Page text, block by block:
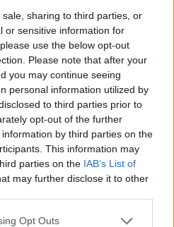
sharing to third parties, or
or sensitive information for
use the below opt-out
Please note that after your
you may continue seeing
personal information utilized by
to third parties prior to
opt-out of the further
by third parties on the
This information may
parties on the IAB’s List of
may further disclose it to other
Opt Outs
την ανάπτυξη
περπάτημα δημιουργεί
σε όλο το σώμα, ειδικά
μυϊκές ομάδες.
προαγωγή μιας
απλώς ένας τρόπος να
ένας απλός τρόπος
άσκηση στην ημέρα σας,
Κάποιες μικρές αλλαγές
μπορεί να σας